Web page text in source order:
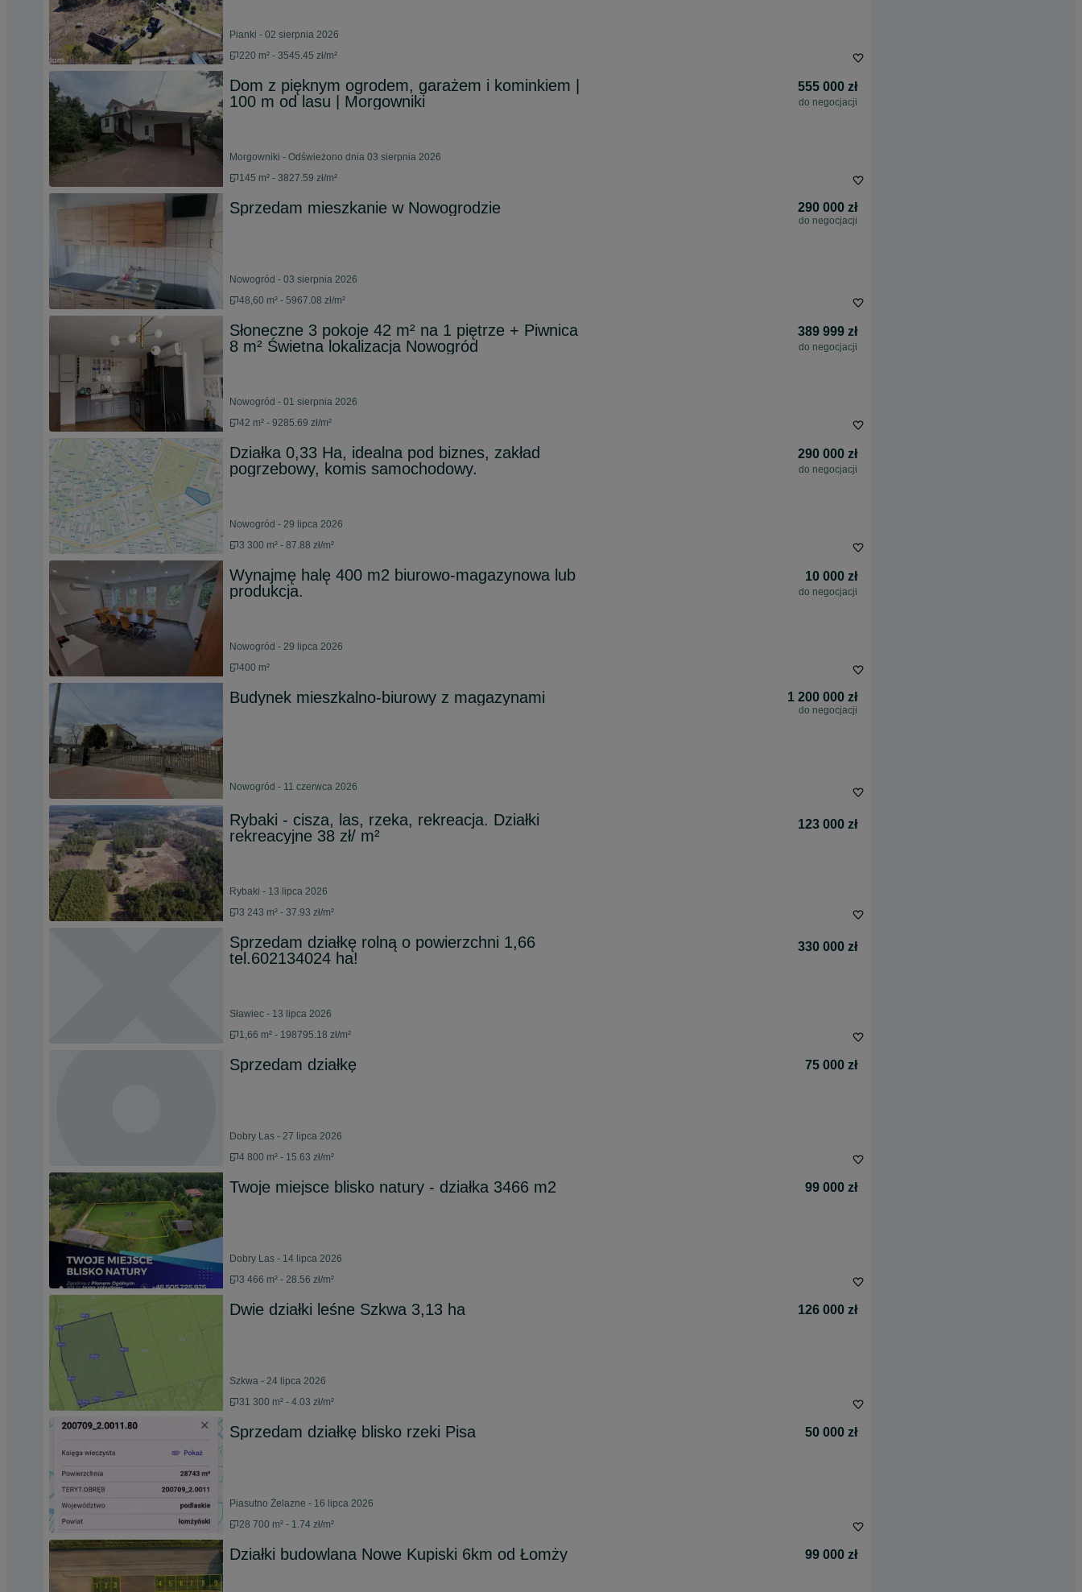
Pianki - 02 sierpnia 2026
220 m² - 3545.45 zł/m²
Dom z pięknym ogrodem, garażem i kominkiem |
100 m od lasu | Morgowniki
555 000 zł
do negocjacji
Morgowniki - Odświeżono dnia 03 sierpnia 2026
145 m² - 3827.59 zł/m²
Sprzedam mieszkanie w Nowogrodzie 290 000 zł
do negocjacji
Nowogród - 03 sierpnia 2026
48,60 m² - 5967.08 zł/m²
Słoneczne 3 pokoje 42 m² na 1 piętrze + Piwnica
8 m² Świetna lokalizacja Nowogród
389 999 zł
do negocjacji
Nowogród - 01 sierpnia 2026
42 m² - 9285.69 zł/m²
Działka 0,33 Ha, idealna pod biznes, zakład
pogrzebowy, komis samochodowy.
290 000 zł
do negocjacji
Nowogród - 29 lipca 2026
3 300 m² - 87.88 zł/m²
Wynajmę halę 400 m2 biurowo-magazynowa lub
produkcja.
10 000 zł
do negocjacji
Nowogród - 29 lipca 2026
400 m²
Budynek mieszkalno-biurowy z magazynami 1 200 000 zł
do negocjacji
Nowogród - 11 czerwca 2026
Rybaki - cisza, las, rzeka, rekreacja. Działki
rekreacyjne 38 zł/ m²
123 000 zł
Rybaki - 13 lipca 2026
3 243 m² - 37.93 zł/m²
Sprzedam działkę rolną o powierzchni 1,66
tel.602134024 ha!
330 000 zł
Sławiec - 13 lipca 2026
1,66 m² - 198795.18 zł/m²
Sprzedam działkę 75 000 zł
Dobry Las - 27 lipca 2026
4 800 m² - 15.63 zł/m²
Twoje miejsce blisko natury - działka 3466 m2 99 000 zł
Dobry Las - 14 lipca 2026
3 466 m² - 28.56 zł/m²
Dwie działki leśne Szkwa 3,13 ha 126 000 zł
Szkwa - 24 lipca 2026
31 300 m² - 4.03 zł/m²
Sprzedam działkę blisko rzeki Pisa 50 000 zł
Piasutno Żelazne - 16 lipca 2026
28 700 m² - 1.74 zł/m²
Działki budowlana Nowe Kupiski 6km od Łomży 99 000 zł